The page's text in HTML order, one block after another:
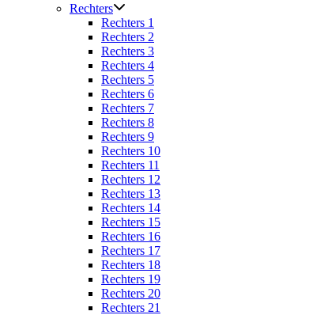
Rechters
Rechters 1
Rechters 2
Rechters 3
Rechters 4
Rechters 5
Rechters 6
Rechters 7
Rechters 8
Rechters 9
Rechters 10
Rechters 11
Rechters 12
Rechters 13
Rechters 14
Rechters 15
Rechters 16
Rechters 17
Rechters 18
Rechters 19
Rechters 20
Rechters 21